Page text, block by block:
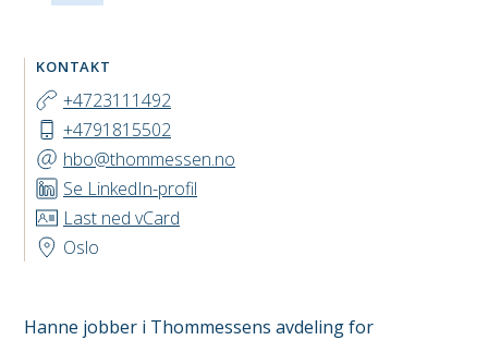
KONTAKT
+4723111492
+4791815502
hbo@thommessen.no
Se LinkedIn-profil
Last ned vCard
Oslo
Hanne jobber i Thommessens avdeling for